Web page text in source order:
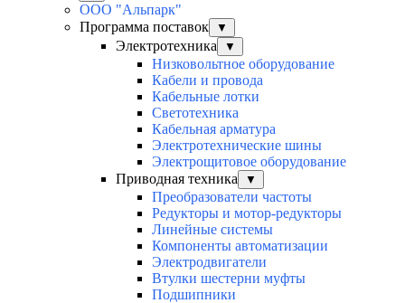
ООО "Альпарк"
Программа поставок
▼
Электротехника ▼
Низковольтное оборудование
Кабели и провода
Кабельные лотки
Светотехника
Кабельная арматура
Электротехнические шины
Электрощитовое оборудование
Приводная техника
▼
Преобразователи частоты
Редукторы и мотор-редукторы
Линейные системы
Компоненты автоматизации
Электродвигатели
Втулки шестерни муфты
Подшипники